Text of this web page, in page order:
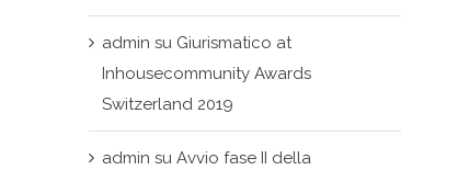
admin su Giurismatico at
Inhousecommunity Awards
Switzerland 2019
admin su Avvio fase II della